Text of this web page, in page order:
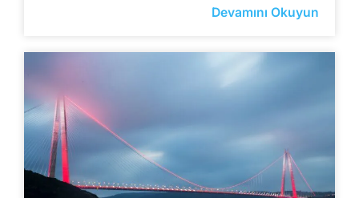
Devamını Okuyun